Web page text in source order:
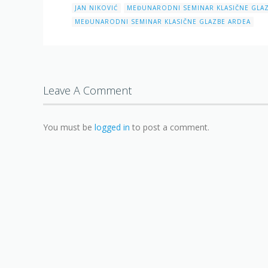
JAN NIKOVIĆ
MEĐUNARODNI SEMINAR KLASIČNE
MEĐUNARODNI SEMINAR KLASIČNE GLAZBE ARDEA
Leave A Comment
You must be logged in to post a comment.